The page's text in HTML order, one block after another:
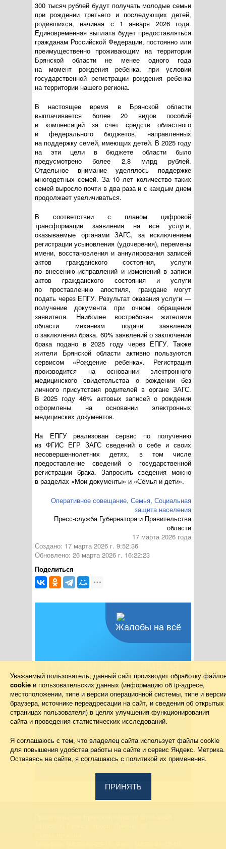
300 тысяч рублей будут получать молодые семьи
при рождении третьего и последующих детей,
родившихся, начиная с 1 января 2026 года.
Единовременная выплата будет предоставляться
гражданам Российской Федерации, постоянно или
преимущественно проживающим на территории
Брянской области не менее одного года
на момент рождения ребенка, при условии
государственной регистрации рождения ребенка
на территории нашего региона.
В настоящее время в Брянской области
выплачивается более 20 видов пособий
и компенсаций за счет средств областного
и федерального бюджетов, направленных
на поддержку семей, имеющих детей. В 2025 году
на эти цели в бюджете области было
предусмотрено более 2,8 млрд рублей.
Отдельное внимание уделялось поддержке
многодетных семей. За 10 лет количество таких
семей выросло почти в два раза и с каждым днем
продолжает увеличиваться.
В соответствии с планом цифровой
трансформации заявления на все услуги,
оказываемые органами ЗАГС, за исключением
регистрации усыновления (удочерения), перемены
имени, восстановления и аннулирования записей
актов гражданского состояния, услуги
по внесению исправлений и изменений в записи
актов гражданского состояния и услуги
по проставлению апостиля, граждане могут
подать через ЕПГУ. Результат оказания услуги —
получение документа при очном обращении
заявителя. Наиболее востребован жителями
области механизм подачи заявления
о заключении брака. 60% заявлений о заключении
брака подано в 2025 году через ЕПГУ. Также
жители Брянской области активно пользуются
сервисом «Рождение ребенка». Регистрация
производится на основании электронного
медицинского свидетельства о рождении без
личного присутствия родителей в органе ЗАГС.
В 2025 году 46% актовых записей о рождении
оформлены на основании электронных
медицинских документов.
На ЕПГУ реализован сервис по получению
из ФГИС ЕГР ЗАГС сведений о себе и своих
несовершеннолетних детях, в том числе
предоставление сведений о государственной
регистрации брака. Запросить сведения можно
в разделах «Мои документы» и «Семья и дети».
Оперативное совещание, Семья, Социальная
защита населения
Пресс-служба Губернатора и Правительства
области
17 марта 2026 года
Создано: 17 марта 2026 г. 9:52:36
Обновлено: 26 марта 2026 г. 16:22:23
Поделиться
Жалобы на всё
дороге, не горит
фонарь?
Столкнулись с проблемой — сообщите о
ней!
Подать жалобу
Уважаемый пользователь, данный сайт производит обработку
cookie и пользовательских данных (информацию об ip-адресе,
местоположении, типе и версии операционной системы, типе и
браузера, источнике переадресации на сайт, и сведения об открытых
страницах пользователя) в целях улучшения функционирования
сайта и проведения статистических исследований.
Я соглашаюсь с тем, что владелец сайта использует файлы cookie
для повышения удобства работы на сайте и сервис Яндекс. Метрика.
Оставаясь на сайте, я соглашаюсь с политикой их применения.
ПРИНЯТЬ